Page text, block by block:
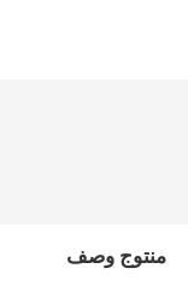
منتوج وصف